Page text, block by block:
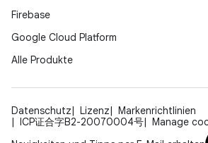
Firebase
Google Cloud Platform
Alle Produkte
Datenschutz Lizenz
Markenrichtlinien
ICP证合字B2-20070004号
Manage